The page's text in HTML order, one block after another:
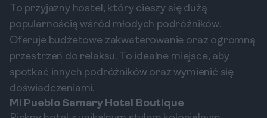
To przyjazny hostel, który cieszy się dużą
popularnością wśród młodych podróżników.
Oferuje budżetowe zakwaterowanie oraz ogromną
przestrzeń do relaksu. To idealne miejsce, aby
spotkać innych podróżników oraz wymienić się
doświadczeniami.
Mi Pueblo Samary Hotel Boutique